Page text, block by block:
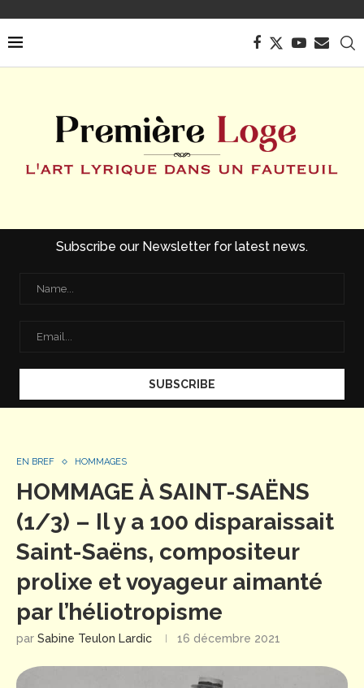
Subscribe our Newsletter for latest news.
EN BREF HOMMAGES
HOMMAGE À SAINT-SAËNS
(1/3) – Il y a 100 disparaissait
Saint-Saëns, compositeur
prolixe et voyageur aimanté
par l’héliotropisme
par Sabine Teulon Lardic 16 décembre 2021